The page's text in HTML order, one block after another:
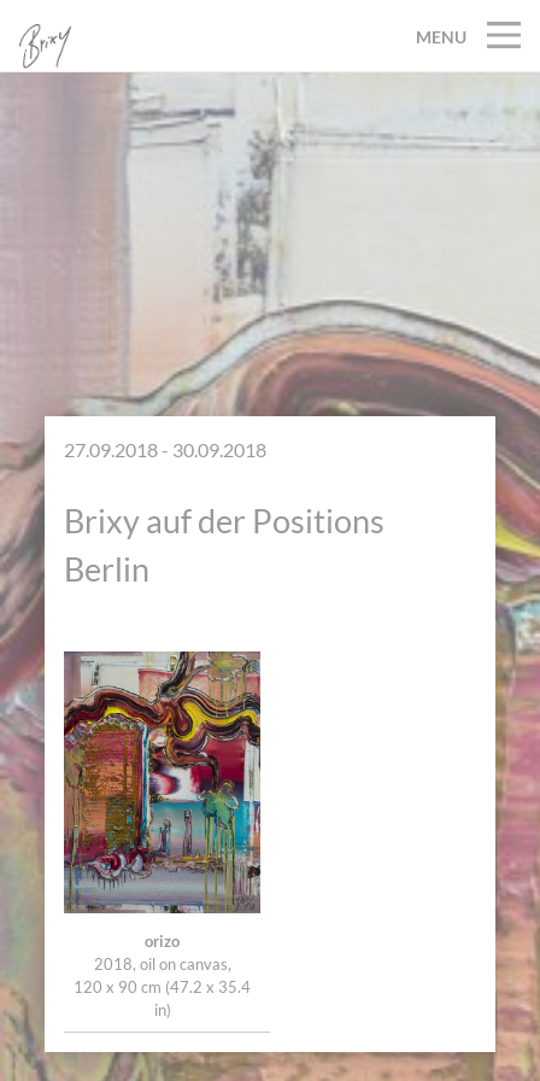
MENU
27.09.2018 - 30.09.2018
Brixy auf der Positions
Berlin
orizo
2018, oil on canvas,
120 x 90 cm (47.2 x 35.4
in)